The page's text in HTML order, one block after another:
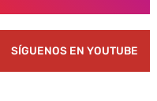
SÍGUENOS EN YOUTUBE